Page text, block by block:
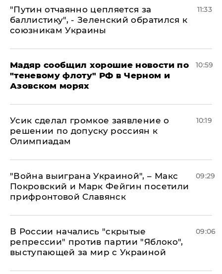
"Путин отчаянно цепляется за
баллистику", - Зеленский обратился к
союзникам Украины
11:33
Мадяр сообщил хорошие новости по
"теневому флоту" РФ в Черном и
Азовском морях
10:59
Усик сделал громкое заявление о
решении по допуску россиян к
Олимпиадам
10:19
"Война выиграна Украиной", – Макс
Покровский и Марк Фейгин посетили
прифронтовой Славянск
09:29
В России начались "скрытые
репрессии" против партии "Яблоко",
выступающей за мир с Украиной
09:06